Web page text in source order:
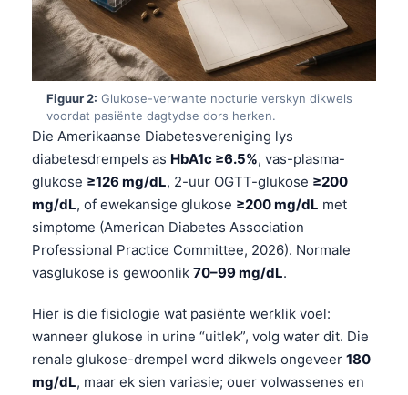
Figuur 2: Glukose-verwante nocturie verskyn dikwels
voordat pasiënte dagtydse dors herken.
Die Amerikaanse Diabetesvereniging lys
diabetesdrempels as HbA1c ≥6.5%, vas-plasma-
glukose ≥126 mg/dL, 2-uur OGTT-glukose ≥200
mg/dL, of ewekansige glukose ≥200 mg/dL met
simptome (American Diabetes Association
Professional Practice Committee, 2026). Normale
vasglukose is gewoonlik 70–99 mg/dL.
Hier is die fisiologie wat pasiënte werklik voel:
wanneer glukose in urine “uitlek”, volg water dit. Die
renale glukose-drempel word dikwels ongeveer 180
mg/dL, maar ek sien variasie; ouer volwassenes en